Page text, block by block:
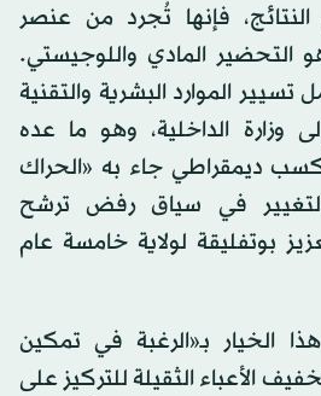
النتائج، فإنها تُجرد من عنصر
التحضير المادي واللوجيستي.
الموارد البشرية والتقنية
وزارة الداخلية، وهو ما عده
ديمقراطي جاء به «الحراك
في سياق رفض ترشح
بوتفليقة لولاية خامسة عام
الخيار بـ«الرغبة في تمكين
الأعباء الثقيلة للتركيز على